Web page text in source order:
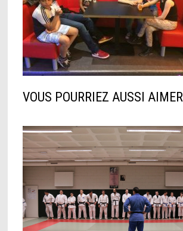
VOUS POURRIEZ AUSSI AIMER